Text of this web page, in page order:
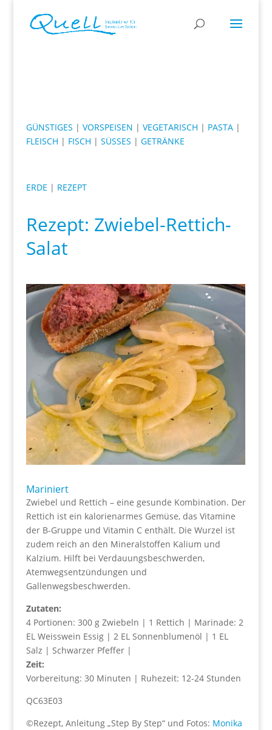
GÜNSTIGES | VORSPEISEN | VEGETARISCH | PASTA|
FLEISCH | FISCH | SÜSSES | GETRÄNKE
ERDE | REZEPT
Rezept: Zwiebel-Rettich-
Salat
Mariniert
Zwiebel und Rettich – eine gesunde Kombination. Der
Rettich ist ein kalorienarmes Gemüse, das Vitamine
der B-Gruppe und Vitamin C enthält. Die Wurzel ist
zudem reich an den Mineralstoffen Kalium und
Kalzium. Hilft bei Verdauungsbeschwerden,
Atemwegsentzündungen und
Gallenwegsbeschwerden.
Zutaten:
4 Portionen: 300 g Zwiebeln | 1 Rettich | Marinade: 2
EL Weisswein Essig | 2 EL Sonnenblumenöl | 1 EL
Salz | Schwarzer Pfeffer |
Zeit:
Vorbereitung: 30 Minuten | Ruhezeit: 12-24 Stunden
QC63E03
©Rezept, Anleitung „Step By Step“ und Fotos: Monika